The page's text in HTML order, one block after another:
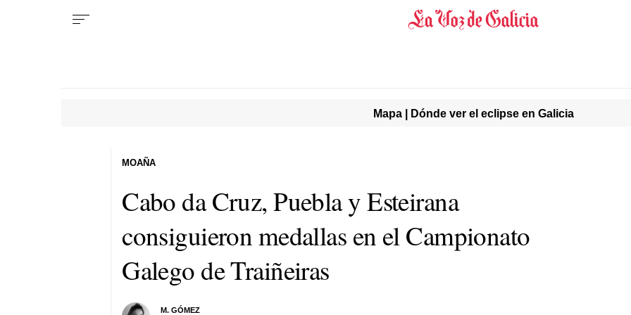
Mapa | Dónde ver el eclipse en Galicia
Cabo da Cruz, Puebla y Esteirana
consiguieron medallas en el Campionato
Galego de Traiñeiras
M. GÓMEZ
MOAÑA